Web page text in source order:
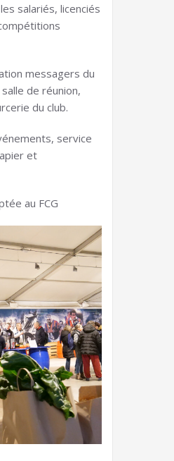
salariés, licenciés
messagers du
de réunion,
du club.
service
et
au FCG